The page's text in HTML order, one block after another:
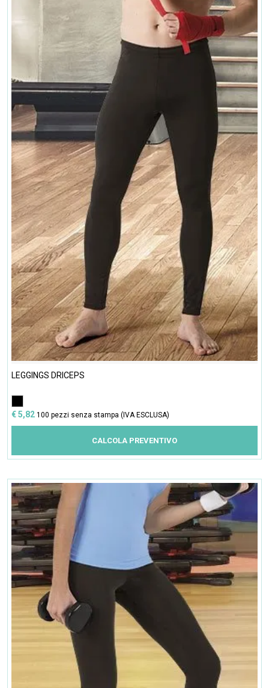
LEGGINGS DRICEPS
€ 5,82 100 pezzi senza stampa (IVA ESCLUSA)
CALCOLA PREVENTIVO